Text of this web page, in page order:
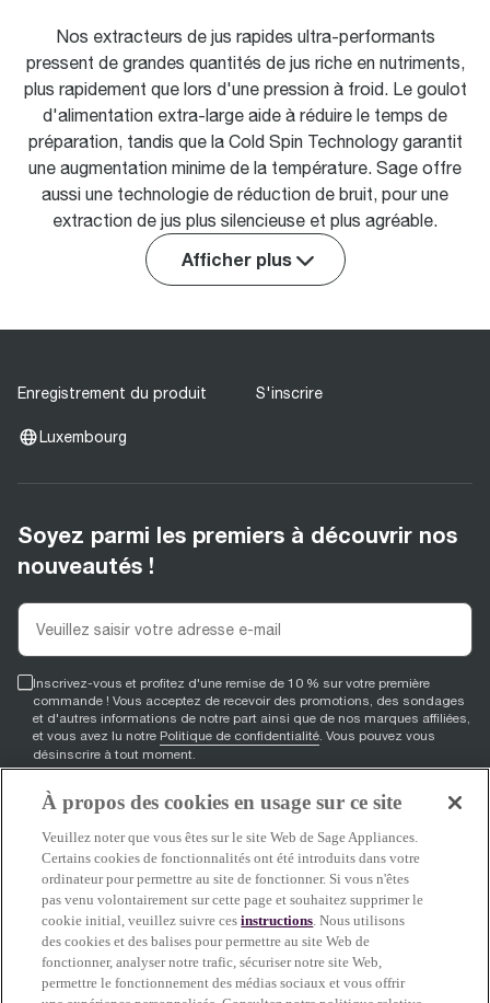
Nos extracteurs de jus rapides ultra-performants
pressent de grandes quantités de jus riche en nutriments,
plus rapidement que lors d'une pression à froid. Le goulot
d'alimentation extra-large aide à réduire le temps de
préparation, tandis que la Cold Spin Technology garantit
une augmentation minime de la température. Sage offre
aussi une technologie de réduction de bruit, pour une
extraction de jus plus silencieuse et plus agréable.
Afficher plus
Enregistrement du produit S'inscrire
Luxembourg
Soyez parmi les premiers à découvrir nos
nouveautés !
Inscrivez-vous et profitez d'une remise de 10 % sur votre première
commande ! Vous acceptez de recevoir des promotions, des sondages
et d'autres informations de notre part ainsi que de nos marques affiliées,
et vous avez lu notre Politique de confidentialité. Vous pouvez vous
désinscrire à tout moment.
S'inscrire
facebook
opens in new tab)
youtube
(opens in new tab)
instagram
(opens in new tab)
Soutien
À propos des cookies en usage sur ce site
Veuillez noter que vous êtes sur le site Web de Sage Appliances.
Certains cookies de fonctionnalités ont été introduits dans votre
ordinateur pour permettre au site de fonctionner. Si vous n'êtes
pas venu volontairement sur cette page et souhaitez supprimer le
cookie initial, veuillez suivre cesinstructions. Nous utilisons
des cookies et des balises pour permettre au site Web de
fonctionner, analyser notre trafic, sécuriser notre site Web,
permettre le fonctionnement des médias sociaux et vous offrir